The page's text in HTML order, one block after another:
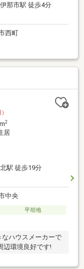
伊那市駅 徒歩4分
西町
2
居
駅 徒歩19分
中央
平坦地
ハウスメーカーで
辺環境良好です!